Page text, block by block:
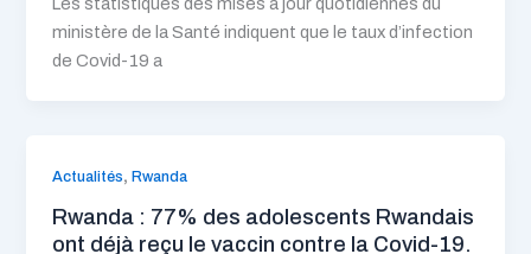
Les statistiques des mises à jour quotidiennes du
ministère de la Santé indiquent que le taux d’infection
de Covid-19 a
Actualités,Rwanda
Rwanda : 77% des adolescents Rwandais
ont déjà reçu le vaccin contre la Covid-19.